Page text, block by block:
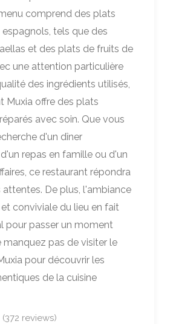
comprend des plats
tels que des
et des plats de fruits de
une attention particulière
des ingrédients utilisés,
Muxia offre des plats
avec soin. Que vous
d'un dîner
repas en famille ou d'un
ce restaurant répondra
De plus, l'ambiance
conviviale du lieu en fait
pour passer un moment
manquez pas de visiter le
pour découvrir les
de la cuisine
(372 reviews)